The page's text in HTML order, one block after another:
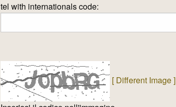
tel with internationals code:
[ Different Image ]